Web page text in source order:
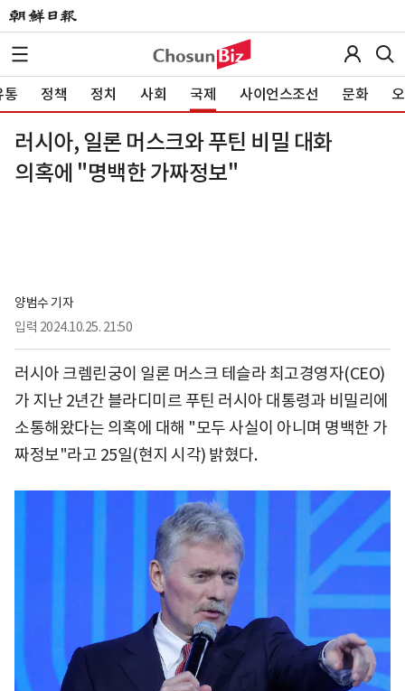
통 정책 정치 사회 국제 사이언스조선 문화
러시아, 일론 머스크와 푸틴 비밀 대화
의혹에 "명백한 가짜정보"
양범수 기자
입력 2024.10.25. 21:50
러시아 크렘린궁이 일론 머스크 테슬라 최고경영자(CEO)
가 지난 2년간 블라디미르 푸틴 러시아 대통령과 비밀리에
소통해왔다는 의혹에 대해 "모두 사실이 아니며 명백한 가
짜정보"라고 25일(현지 시각) 밝혔다.